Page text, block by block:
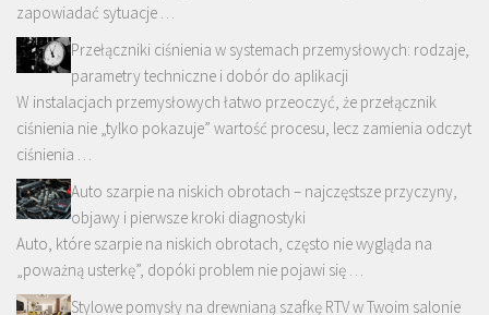
zapowiadać sytuacje …
Przełączniki ciśnienia w systemach przemysłowych: rodzaje,
parametry techniczne i dobór do aplikacji
W instalacjach przemysłowych łatwo przeoczyć, że przełącznik
ciśnienia nie „tylko pokazuje” wartość procesu, lecz zamienia odczyt
ciśnienia …
Auto szarpie na niskich obrotach – najczęstsze przyczyny,
objawy i pierwsze kroki diagnostyki
Auto, które szarpie na niskich obrotach, często nie wygląda na
„poważną usterkę”, dopóki problem nie pojawi się …
Stylowe pomysły na drewnianą szafkę RTV w Twoim salonie